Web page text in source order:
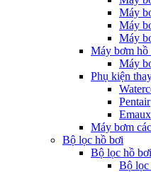
Máy
Máy
Máy
Máy bơm hồ
Máy
Phụ kiện
Pentair
Emaux
Máy bơm
Bộ lọc hồ bơi
Bộ lọc hồ
Bộ lọc